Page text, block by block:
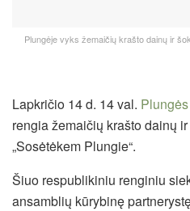
Plungėje vyks žemaičių krašto dainų ir
Lapkričio 14 d. 14 val.
rengia žemaičių krašto dainų
„Sosėtėkem Plungie“.
Šiuo respublikiniu renginiu
ansamblių kūrybinę